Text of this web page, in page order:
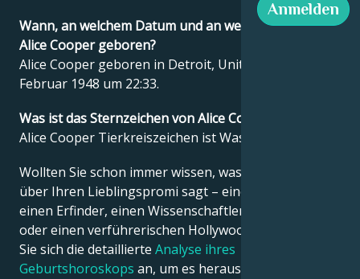
Schütze
Anmelden
Wann, an welchem Datum und an welchem Ort wurde
Alice Cooper geboren?
Alice Cooper geboren in Detroit, United States am 04
Februar 1948 um 22:33.
Was ist das Sternzeichen von Alice Cooper?
Alice Cooper Tierkreiszeichen ist Wassermann.
Wollten Sie schon immer wissen, was die Astrologie
über Ihren Lieblingspromi sagt – einen Politiker,
einen Erfinder, einen Wissenschaftler, einen Musiker
oder einen verführerischen Hollywood-Star? Sehen
Sie sich die detaillierte Analyse ihres
Geburtshoroskops an, um es herauszufinden!